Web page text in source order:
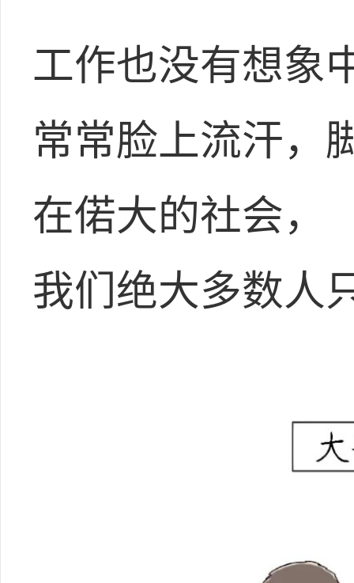
工作也没有想象
常常脸上流汗，
在偌大的社会，
我们绝大多数人